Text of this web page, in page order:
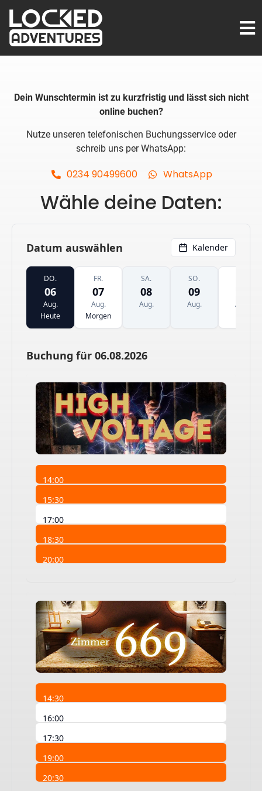
Dein Wunschtermin ist zu kurzfristig und lässt sich nicht
online buchen?
Nutze unseren telefonischen Buchungsservice oder
schreib uns per WhatsApp:
0234 90499600 WhatsApp
Wähle deine Daten: